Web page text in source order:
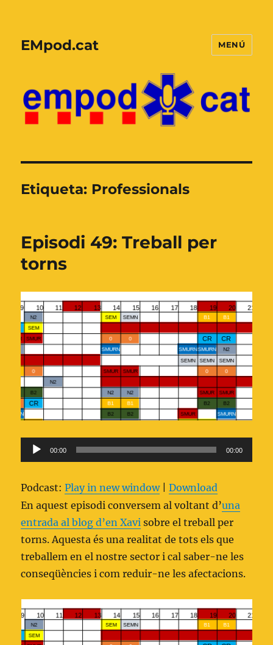
EMpod.cat MENÚ
Etiqueta: Professionals
Episodi 49: Treball per
torns
Reproductor
d'àudio
00:00 00:00
Podcast:Play in new window|Download
En aquest episodi conversem al voltant d’una
entrada al blog d’en Xavi sobre el treball per
torns. Aquesta és una realitat de tots els que
treballem en el nostre sector i cal saber-ne les
conseqüències i com reduir-ne les afectacions.